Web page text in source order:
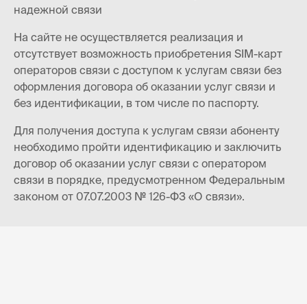
надежной связи
На сайте не осуществляется реализация и
отсутствует возможность приобретения SIM-карт
операторов связи с доступом к услугам связи без
оформления договора об оказании услуг связи и
без идентификации, в том числе по паспорту.
Для получения доступа к услугам связи абоненту
необходимо пройти идентификацию и заключить
договор об оказании услуг связи с оператором
связи в порядке, предусмотренном Федеральным
законом от 07.07.2003 № 126-ФЗ «О связи».